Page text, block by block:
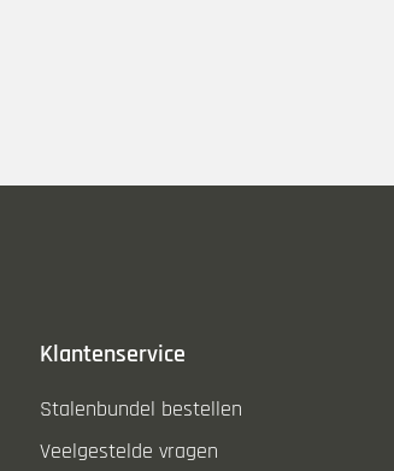
Klantenservice
Stalenbundel bestellen
Veelgestelde vragen